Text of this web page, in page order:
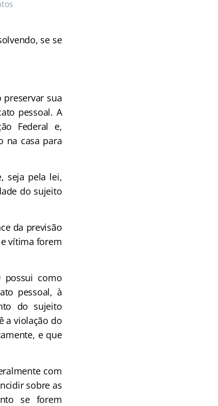
se se
sua
pessoal. A
Federal e,
na casa para
seja pela lei,
do sujeito
da previsão
vítima forem
possui como
pessoal, à
do sujeito
a violação do
e que
com
sobre as
se forem